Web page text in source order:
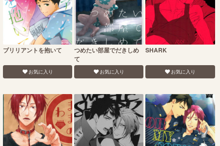
ブリリアントを抱いて
お気に入り
つめたい部屋でだきしめ
て
お気に入り
SHARK
お気に入り